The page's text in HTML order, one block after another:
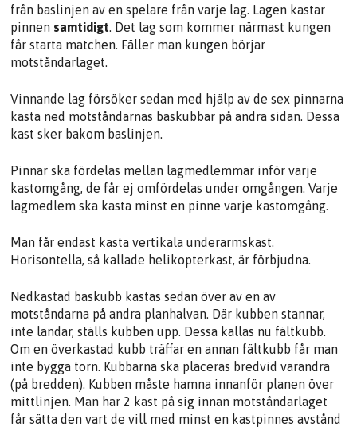
från baslinjen av en spelare från varje lag. Lagen kastar
pinnen samtidigt . Det lag som kommer närmast kungen
får starta matchen. Fäller man kungen börjar
motståndarlaget.
Vinnande lag försöker sedan med hjälp av de sex pinnarna
kasta ned motståndarnas baskubbar på andra sidan. Dessa
kast sker bakom baslinjen.
Pinnar ska fördelas mellan lagmedlemmar inför varje
kastomgång, de får ej omfördelas under omgången. Varje
lagmedlem ska kasta minst en pinne varje kastomgång.
Man får endast kasta vertikala underarmskast.
Horisontella, så kallade helikopterkast, är förbjudna.
Nedkastad baskubb kastas sedan över av en av
motståndarna på andra planhalvan. Där kubben stannar,
inte landar, ställs kubben upp. Dessa kallas nu fältkubb.
Om en överkastad kubb träffar en annan fältkubb får man
inte bygga torn. Kubbarna ska placeras bredvid varandra
(på bredden). Kubben måste hamna innanför planen över
mittlinjen. Man har 2 kast på sig innan motståndarlaget
får sätta den vart de vill med minst en kastpinnes avstånd